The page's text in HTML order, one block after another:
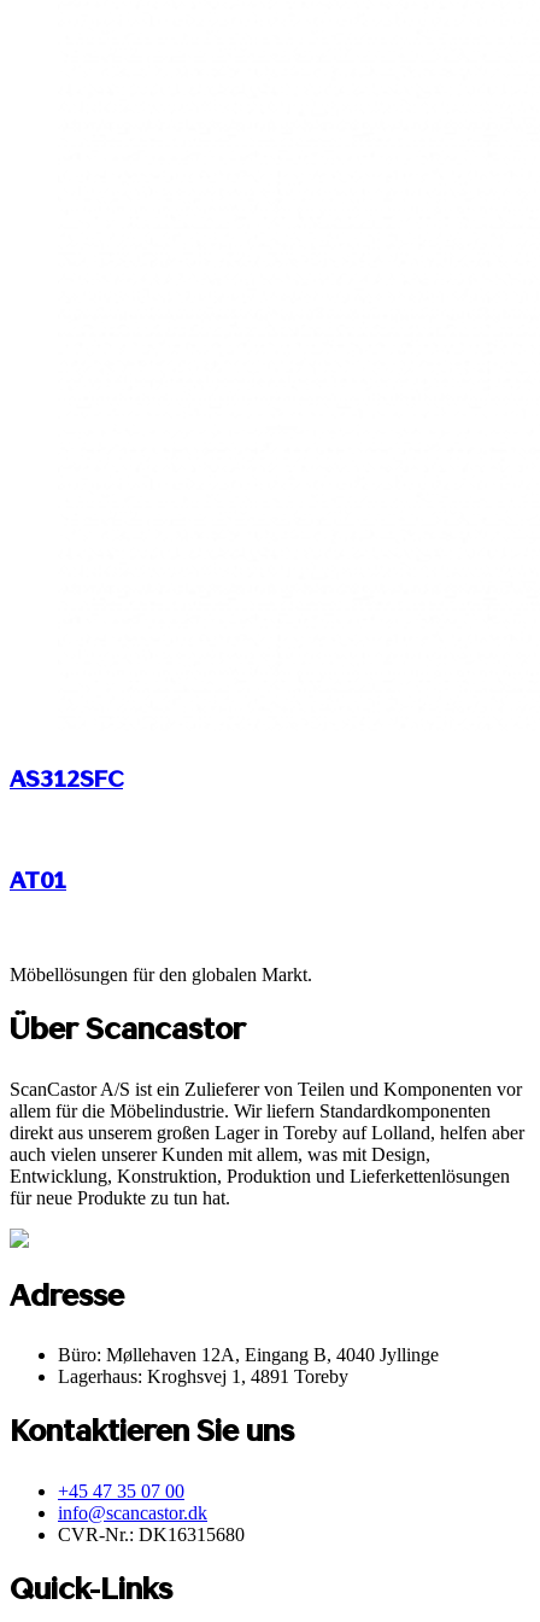
AS312SFC
AT01
Möbellösungen für den globalen Markt.
Über Scancastor
ScanCastor A/S ist ein Zulieferer von Teilen und Komponenten vor
allem für die Möbelindustrie. Wir liefern Standardkomponenten
direkt aus unserem großen Lager in Toreby auf Lolland, helfen aber
auch vielen unserer Kunden mit allem, was mit Design,
Entwicklung, Konstruktion, Produktion und Lieferkettenlösungen
für neue Produkte zu tun hat.
Adresse
Büro: Møllehaven 12A, Eingang B, 4040 Jyllinge
Lagerhaus: Kroghsvej 1, 4891 Toreby
Kontaktieren Sie uns
+45 47 35 07 00
info@scancastor.dk
CVR-Nr.: DK16315680
Quick-Links